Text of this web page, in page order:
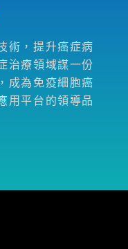
術，提升癌症病
治療領域謀一份
成為免疫細胞癌
用平台的領導品